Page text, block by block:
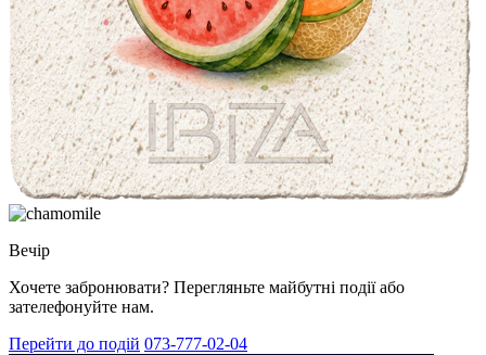
Вечір
Хочете забронювати? Перегляньте майбутні події або
зателефонуйте нам.
Перейти до подій 073-777-02-04